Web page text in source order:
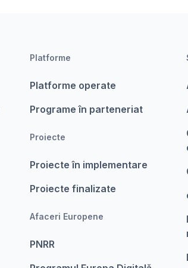
Platforme
Platforme operate
Programe în parteneriat
Proiecte
Proiecte în implementare
Proiecte finalizate
Afaceri Europene
PNRR